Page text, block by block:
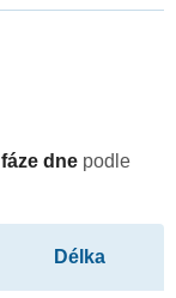
fáze dne podle
Délka